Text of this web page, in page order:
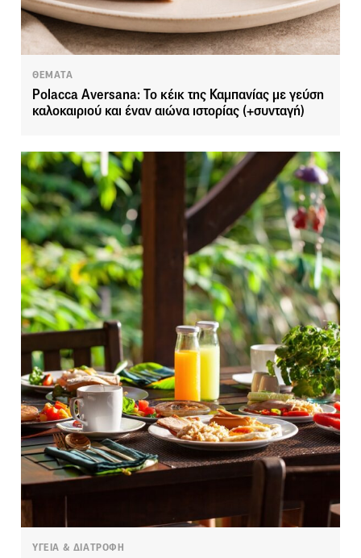
ΘΕΜΑΤΑ
Polacca Aversana: Το κέικ της Καμπανίας με γεύση
καλοκαιριού και έναν αιώνα ιστορίας (+συνταγή)
ΥΓΕΙΑ & ΔΙΑΤΡΟΦΗ